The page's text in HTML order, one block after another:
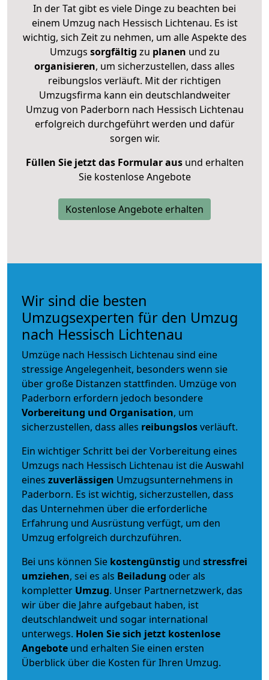
In der Tat gibt es viele Dinge zu beachten bei
einem Umzug nach Hessisch Lichtenau. Es ist
wichtig, sich Zeit zu nehmen, um alle Aspekte des
Umzugs sorgfältig zu planen und zu
organisieren, um sicherzustellen, dass alles
reibungslos verläuft. Mit der richtigen
Umzugsfirma kann ein deutschlandweiter
Umzug von Paderborn nach Hessisch Lichtenau
erfolgreich durchgeführt werden und dafür
sorgen wir.
Füllen Sie jetzt das Formular ausund erhalten
Sie kostenlose Angebote
Kostenlose Angebote erhalten
Wir sind die besten
Umzugsexperten für den Umzug
nach Hessisch Lichtenau
Umzüge nach Hessisch Lichtenau sind eine
stressige Angelegenheit, besonders wenn sie
über große Distanzen stattfinden. Umzüge von
Paderborn erfordern jedoch besondere
Vorbereitung und Organisation, um
sicherzustellen, dass alles reibungslosverläuft.
Ein wichtiger Schritt bei der Vorbereitung eines
Umzugs nach Hessisch Lichtenau ist die Auswahl
eines zuverlässigen Umzugsunternehmens in
Paderborn. Es ist wichtig, sicherzustellen, dass
das Unternehmen über die erforderliche
Erfahrung und Ausrüstung verfügt, um den
Umzug erfolgreich durchzuführen.
Bei uns können Sie kostengünstig und stressfrei
umziehen, sei es als Beiladung oder als
kompletter Umzug. Unser Partnernetzwerk, das
wir über die Jahre aufgebaut haben, ist
deutschlandweit und sogar international
unterwegs. Holen Sie sich jetzt kostenlose
Angebote und erhalten Sie einen ersten
Überblick über die Kosten für Ihren Umzug.